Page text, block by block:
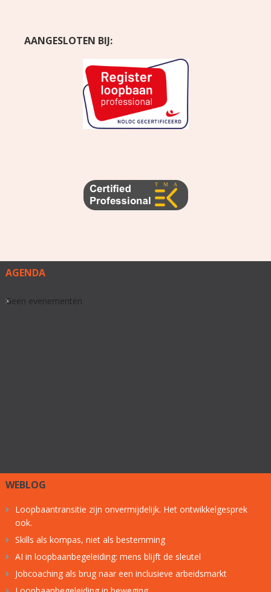
AANGESLOTEN BIJ:
AGENDA
Geen evenementen
WEBLOG
Loopbaantransitie zijn onvermijdelijk. Het ontwikkelgesprek
ook.
Skills als kompas, niet als bestemming
AI in loopbaanbegeleiding: mens blijft de sleutel
Jobcoaching als brug naar een inclusieve arbeidsmarkt